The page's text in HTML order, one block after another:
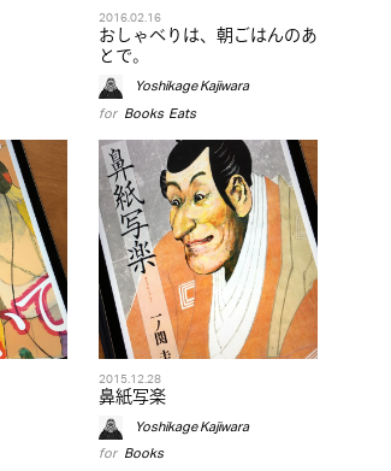
2016.02.16
おしゃべりは、朝ごはんのあ
とで。
Yoshikage Kajiwara
for Books,Eats
2015.12.28
鼻紙写楽
Yoshikage Kajiwara
for Books